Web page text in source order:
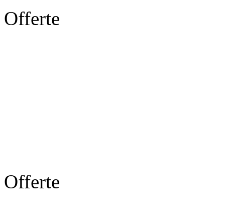
Offerte
Offerte